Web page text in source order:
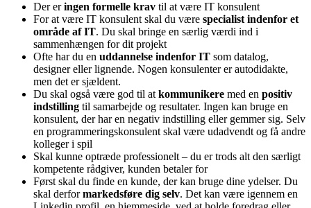
Der eringen formelle krav til at være IT konsulent
For at være IT konsulent skal du være specialist indenfor et
område af IT. Du skal bringe en særlig værdi ind i
sammenhængen for dit projekt
Ofte har du en uddannelse indenfor IT som datalog,
designer eller lignende. Nogen konsulenter er autodidakte,
men det er sjældent.
Du skal også være god til atkommunikere med en positiv
indstilling til samarbejde og resultater. Ingen kan bruge en
konsulent, der har en negativ indstilling eller gemmer sig. Selv
en programmeringskonsulent skal være udadvendt og få andre
kolleger i spil
Skal kunne optræde professionelt – du er trods alt den særligt
kompetente rådgiver, kunden betaler for
Først skal du finde en kunde, der kan bruge dine ydelser. Du
skal derformarkedsføre dig selv. Det kan være igennem en